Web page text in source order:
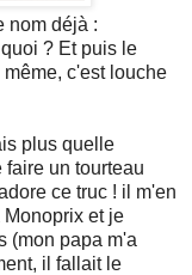
nom déjà :
? Et puis le
c'est louche
plus quelle
un tourteau
ce truc ! il m'en
Monoprix et je
(mon papa m'a
il fallait le